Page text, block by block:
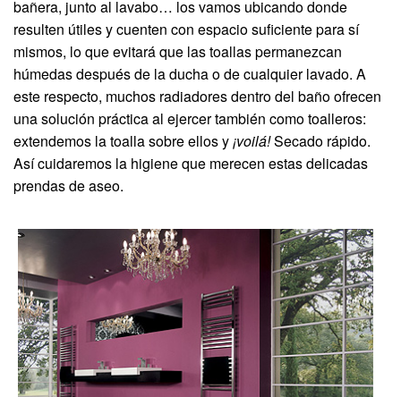
bañera, junto al lavabo… los vamos ubicando donde
resulten útiles y cuenten con espacio suficiente para sí
mismos, lo que evitará que las toallas permanezcan
húmedas después de la ducha o de cualquier lavado. A
este respecto, muchos radiadores dentro del baño ofrecen
una solución práctica al ejercer también como toalleros:
extendemos la toalla sobre ellos y¡voilá!Secado rápido.
Así cuidaremos la higiene que merecen estas delicadas
prendas de aseo.